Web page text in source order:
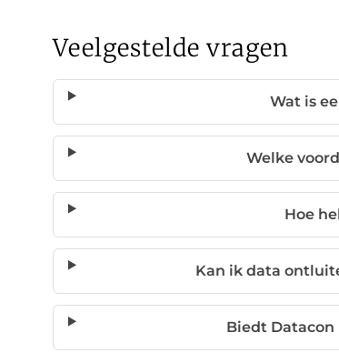
Veelgestelde vragen
Wat is
Welke
Hoe
Kan ik data
Biedt